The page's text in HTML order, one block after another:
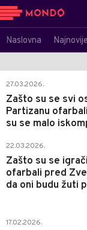
Naslovna Najnovije
27.03.2026.
Zašto su se svi
Partizanu
su se malo
22.03.2026.
Zašto su se
ofarbali pred
da oni budu žuti
17.02.2026.